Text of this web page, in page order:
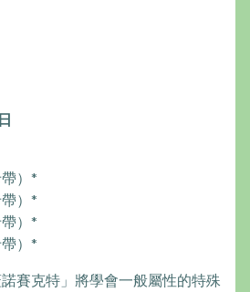
）*
）*
）*
）*
賽克特」將學會一般屬性的特殊